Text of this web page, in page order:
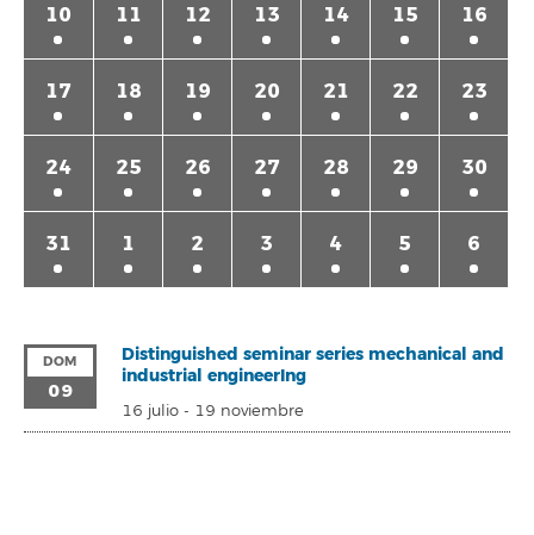
10 11 12 13 14 15 16
17 18 19 20 21 22 23
24 25 26 27 28 29 30
31 1 2 3 4 5 6
DOM
09
Distinguished seminar series mechanical and
industrial engineerIng
16 julio- 19 noviembre